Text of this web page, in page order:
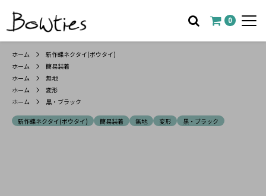
0
ホーム
新作蝶ネクタイ(ボウタイ)
ホーム
簡易装着
ホーム
無地
ホーム
変形
ホーム
黒・ブラック
新作蝶ネクタイ(ボウタイ) 簡易装着 無地 変形 黒・ブラック